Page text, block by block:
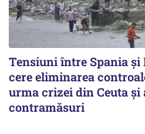
Tensiuni între Spania
cere eliminarea
urma crizei din Ceuta și
contramăsuri